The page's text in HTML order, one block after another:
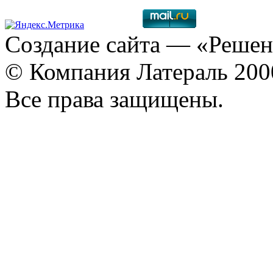
Создание сайта —
© Компания Латераль
Все права защищены.